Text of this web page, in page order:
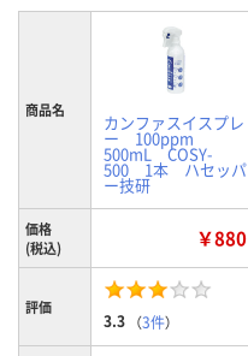
商品名
カンファスイスプレ
ー 100ppm
500mL COSY-
500 1本 ハセッパ
ー技研
価格
(税込)
￥880
評価
3.3 （3件）